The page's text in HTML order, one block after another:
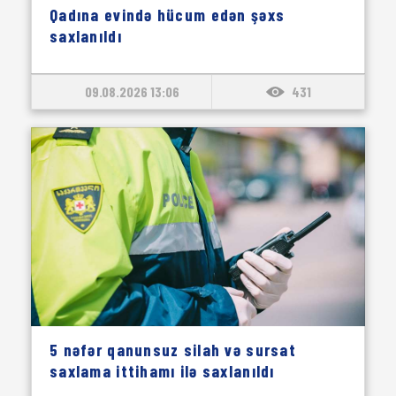
Qadına evində hücum edən şəxs
saxlanıldı
09.08.2026 13:06 431
5 nəfər qanunsuz silah və sursat
saxlama ittihamı ilə saxlanıldı